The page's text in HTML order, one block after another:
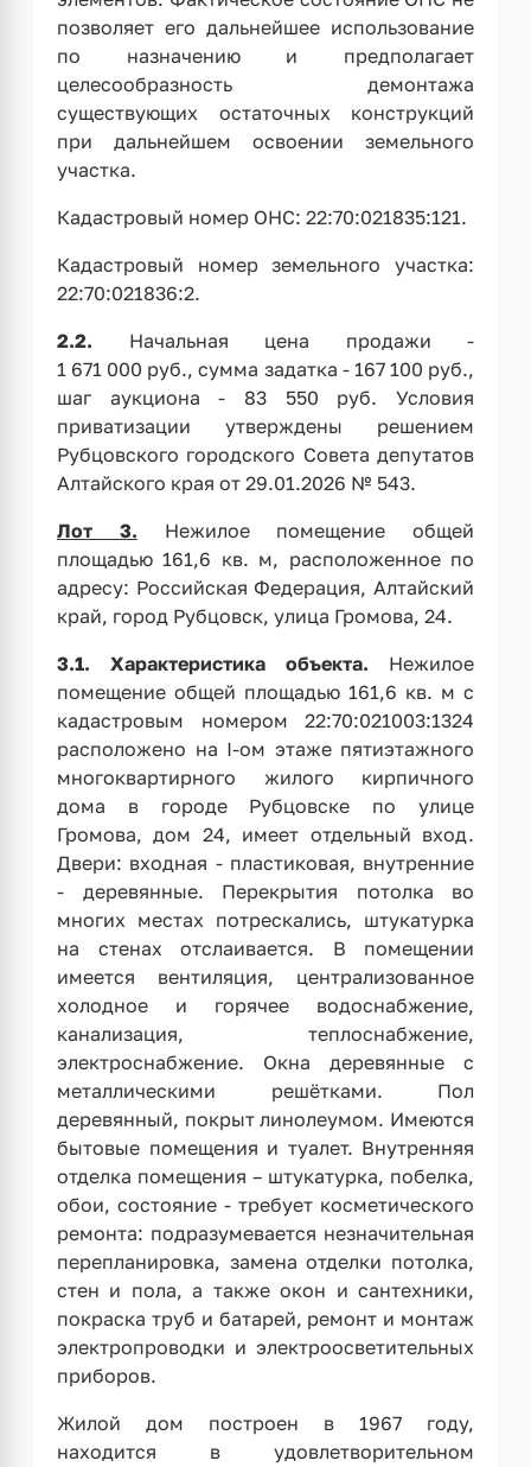
позволяет его дальнейшее использование
по назначению и предполагает
целесообразность демонтажа
существующих остаточных конструкций
при дальнейшем освоении земельного
участка.
Кадастровый номер ОНС: 22:70:021835:121.
Кадастровый номер земельного участка:
22:70:021836:2.
2.2. Начальная цена продажи -
1 671 000 руб., сумма задатка - 167 100 руб.,
шаг аукциона - 83 550 руб. Условия
приватизации утверждены решением
Рубцовского городского Совета депутатов
Алтайского края от 29.01.2026 № 543.
Лот 3.
Нежилое помещение общей
площадью 161,6 кв. м, расположенное по
адресу: Российская Федерация, Алтайский
край, город Рубцовск, улица Громова, 24.
3.1.
Характеристика объекта. Нежилое
помещение общей площадью 161,6 кв. м с
кадастровым номером 22:70:021003:1324
расположено на I-ом этаже пятиэтажного
многоквартирного жилого кирпичного
дома в городе Рубцовске по улице
Громова, дом 24, имеет отдельный вход.
Двери: входная - пластиковая, внутренние
- деревянные. Перекрытия потолка во
многих местах потрескались, штукатурка
на стенах отслаивается. В помещении
имеется вентиляция, централизованное
холодное и горячее водоснабжение,
канализация, теплоснабжение,
электроснабжение. Окна деревянные с
металлическими решётками. Пол
деревянный, покрыт линолеумом. Имеются
бытовые помещения и туалет. Внутренняя
отделка помещения – штукатурка, побелка,
обои, состояние - требует косметического
ремонта: подразумевается незначительная
перепланировка, замена отделки потолка,
стен и пола, а также окон и сантехники,
покраска труб и батарей, ремонт и монтаж
электропроводки и электроосветительных
приборов.
Жилой дом построен в 1967 году,
находится в удовлетворительном